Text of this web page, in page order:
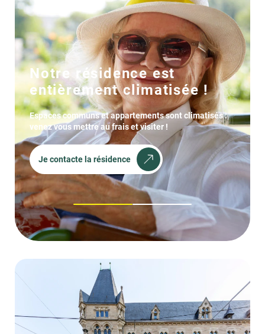
Notre résidence est
entièrement climatisée !
Espaces communs et appartements sont climatisés :
venez vous mettre au frais et visiter !
Je contacte la résidence
1 2